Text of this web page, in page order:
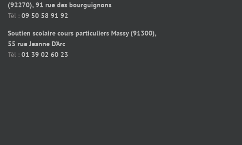
(92270), 91 rue des bourguignons
Tél :09 50 58 91 92
Soutien scolaire cours particuliers Massy (91300),
55 rue Jeanne D’Arc
Tél :01 39 02 60 23